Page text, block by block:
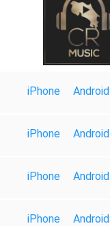
iPhone Android
iPhone Android
iPhone Android
iPhone Android